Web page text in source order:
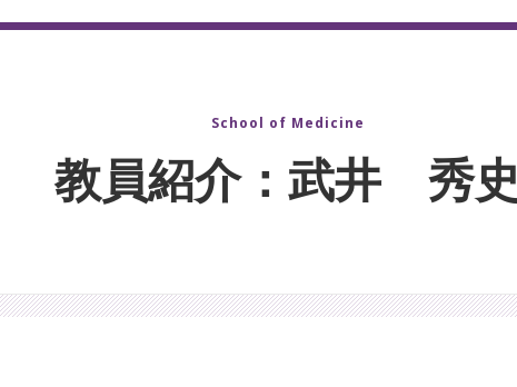
School of Medicine
教員紹介：武井 秀史